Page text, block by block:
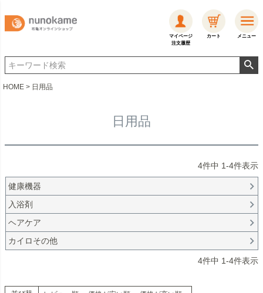
マイページ
注文履歴
カート メニュー
HOME 日用品
日用品
4件中 1-4件表示
健康機器
入浴剤
ヘアケア
カイロその他
4件中 1-4件表示